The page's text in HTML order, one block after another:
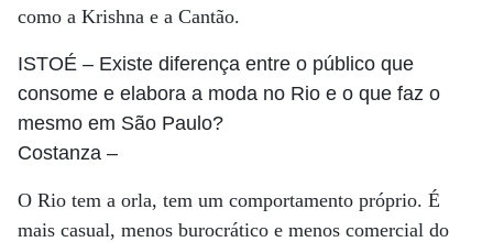
como a Krishna e a Cantão.
ISTOÉ – Existe diferença entre o público que
consome e elabora a moda no Rio e o que faz o
mesmo em São Paulo?
Costanza –
O Rio tem a orla, tem um comportamento próprio. É
mais casual, menos burocrático e menos comercial do